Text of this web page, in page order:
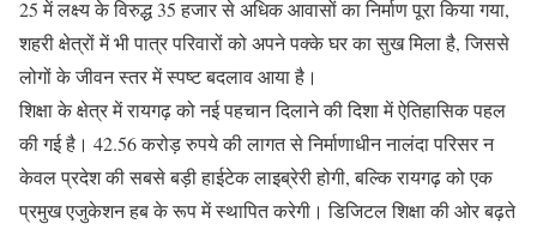
25 में लक्ष्य के विरुद्ध 35 हजार से अधिक आवासों का निर्माण पूरा किया गया,
शहरी क्षेत्रों में भी पात्र परिवारों को अपने पक्के घर का सुख मिला है, जिससे
लोगों के जीवन स्तर में स्पष्ट बदलाव आया है।
शिक्षा के क्षेत्र में रायगढ़ को नई पहचान दिलाने की दिशा में ऐतिहासिक पहल
की गई है। 42.56 करोड़ रुपये की लागत से निर्माणाधीन नालंदा परिसर न
केवल प्रदेश की सबसे बड़ी हाईटेक लाइब्रेरी होगी, बल्कि रायगढ़ को एक
प्रमुख एजुकेशन हब के रूप में स्थापित करेगी। डिजिटल शिक्षा की ओर बढ़ते